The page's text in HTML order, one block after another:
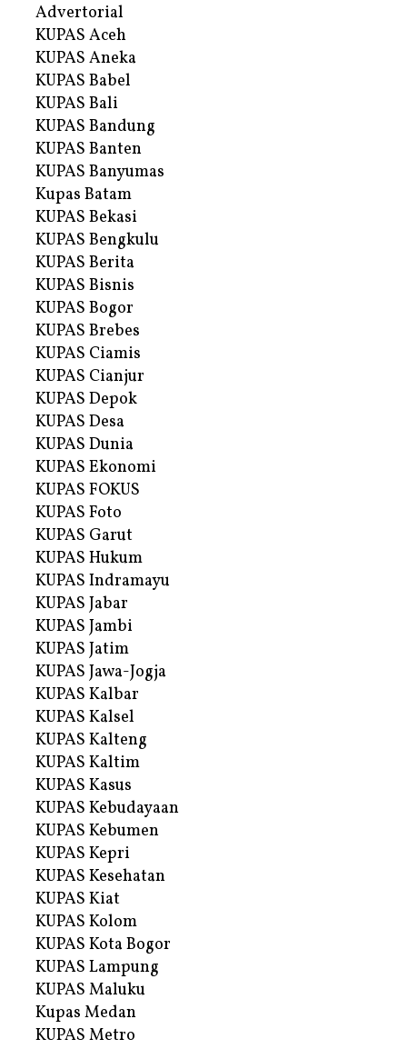
Advertorial
KUPAS Aceh
KUPAS Aneka
KUPAS Babel
KUPAS Bali
KUPAS Bandung
KUPAS Banten
KUPAS Banyumas
Kupas Batam
KUPAS Bekasi
KUPAS Bengkulu
KUPAS Berita
KUPAS Bisnis
KUPAS Bogor
KUPAS Brebes
KUPAS Ciamis
KUPAS Cianjur
KUPAS Depok
KUPAS Desa
KUPAS Dunia
KUPAS Ekonomi
KUPAS FOKUS
KUPAS Foto
KUPAS Garut
KUPAS Hukum
KUPAS Indramayu
KUPAS Jabar
KUPAS Jambi
KUPAS Jatim
KUPAS Jawa-Jogja
KUPAS Kalbar
KUPAS Kalsel
KUPAS Kalteng
KUPAS Kaltim
KUPAS Kasus
KUPAS Kebudayaan
KUPAS Kebumen
KUPAS Kepri
KUPAS Kesehatan
KUPAS Kiat
KUPAS Kolom
KUPAS Kota Bogor
KUPAS Lampung
KUPAS Maluku
Kupas Medan
KUPAS Metro